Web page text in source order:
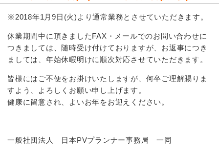
※2018年1月9日(火)より通常業務とさせていただきます。
休業期間中に頂きましたFAX・メールでのお問い合わせに
つきましては、随時受け付けておりますが、お返事につき
ましては、年始休暇明けに順次対応させていただきます。
皆様にはご不便をお掛けいたしますが、何卒ご理解賜りま
すよう、よろしくお願い申し上げます。
健康に留意され、よいお年をお迎えください。
一般社団法人 日本PVプランナー事務局 一同